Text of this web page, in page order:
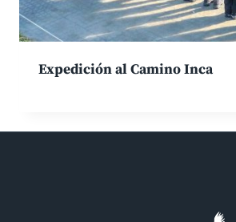
Expedición al Camino Inca